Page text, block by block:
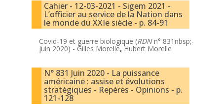
Cahier - 12-03-2021 - Sigem 2021 -
L’officier au service de la Nation dans
le monde du XXIe siècle - p. 84-91
Covid-19 et guerre biologique (RDNn° 831nbsp;-
juin 2020) - Gilles Morelle, Hubert Morelle
N° 831 Juin 2020 - La puissance
américaine : assise et évolutions
stratégiques - Repères - Opinions - p.
121-128